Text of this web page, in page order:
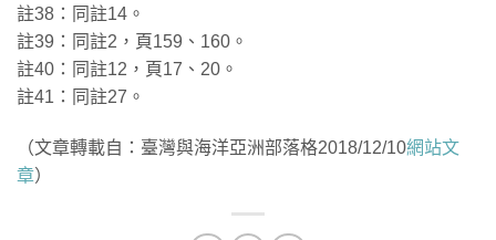
註38：同註14。
註39：同註2，頁159、160。
註40：同註12，頁17、20。
註41：同註27。
（文章轉載自：臺灣與海洋亞洲部落格2018/12/10網站文
章）